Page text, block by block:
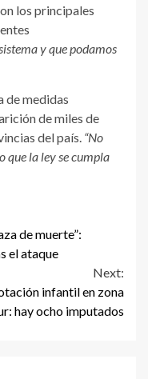
los principales
y que podamos
de medidas
de miles de
del país. “No
que la ley se cumpla
de muerte”:
el ataque
Next:
infantil en zona
hay ocho imputados